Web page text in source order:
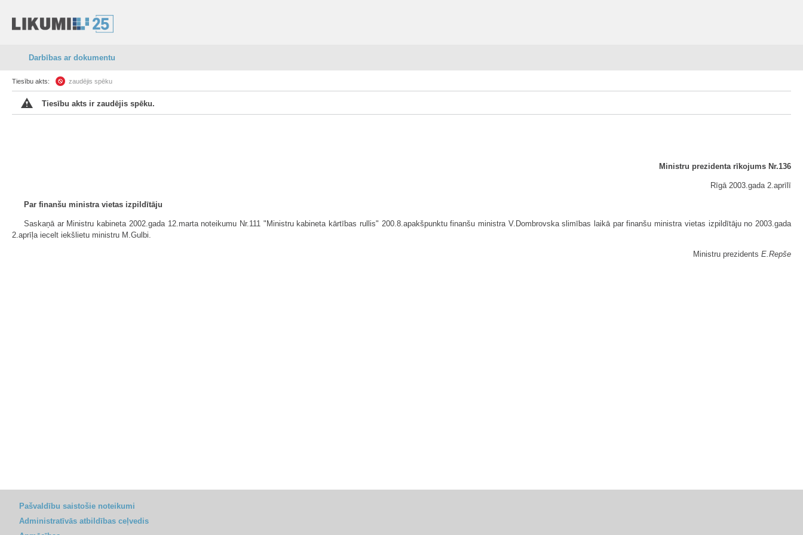
Darbības ar dokumentu
Tiesību akts: zaudējis spēku
Tiesību akts ir zaudējis spēku.
Ministru prezidenta rīkojums Nr.136
Rīgā 2003.gada 2.aprīlī
Par finanšu ministra vietas izpildītāju
Saskaņā ar Ministru kabineta 2002.gada 12.marta noteikumu Nr.111 "Ministru kabineta kārtības rullis" 200.8.apakšpunktu finanšu ministra V.Dombrovska slimības laikā par finanšu ministra vietas izpildītāju no 2003.gada
2.aprīļa iecelt iekšlietu ministru M.Gulbi.
Ministru prezidents E.Repše
Pašvaldību saistošie noteikumi
Administratīvās atbildības ceļvedis